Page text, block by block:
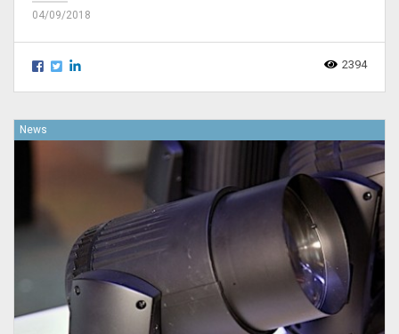
04/09/2018
2394
News